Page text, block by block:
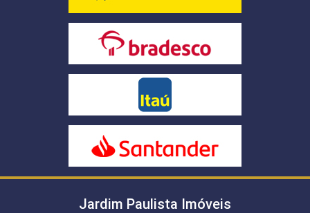
Jardim Paulista Imóveis